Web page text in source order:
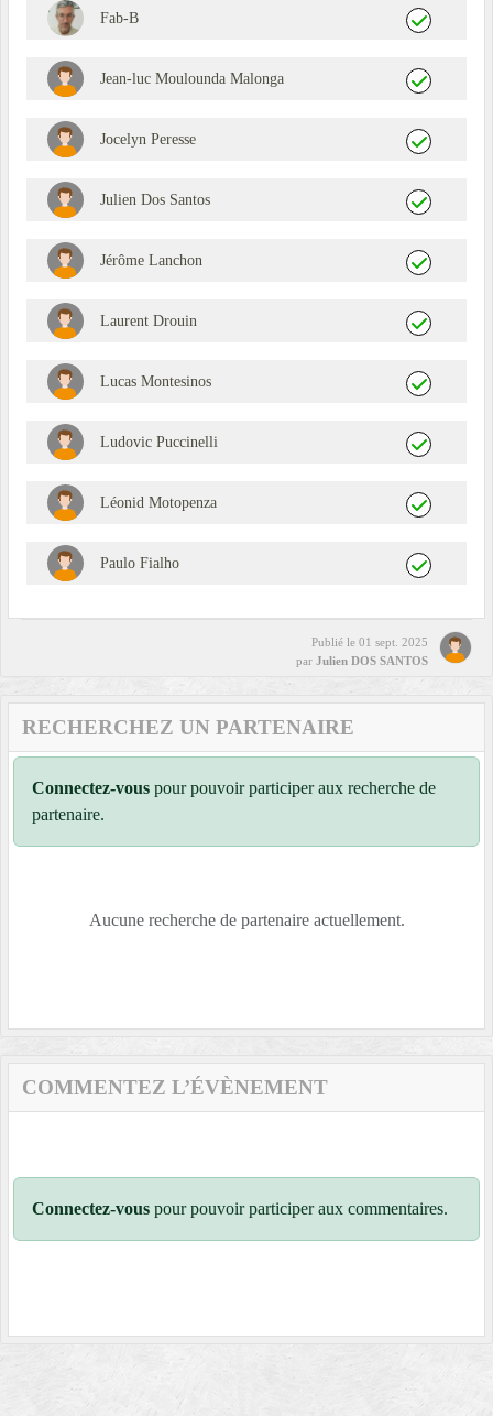
Fab-B
Jean-luc Moulounda Malonga
Jocelyn Peresse
Julien Dos Santos
Jérôme Lanchon
Laurent Drouin
Lucas Montesinos
Ludovic Puccinelli
Léonid Motopenza
Paulo Fialho
Publié le 01 sept. 2025
par Julien DOS SANTOS
RECHERCHEZ UN PARTENAIRE
Connectez-vous pour pouvoir participer aux recherche de
partenaire.
Aucune recherche de partenaire actuellement.
COMMENTEZ L’ÉVÈNEMENT
Connectez-vous pour pouvoir participer aux commentaires.